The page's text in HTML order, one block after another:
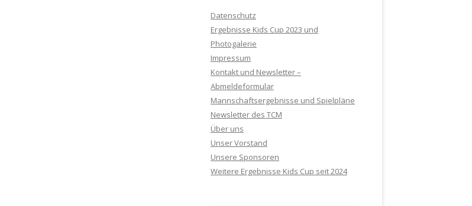
Datenschutz
Ergebnisse Kids Cup 2023 und
Photogalerie
Impressum
Kontakt und Newsletter –
Abmeldeformular
Mannschaftsergebnisse und Spielpläne
Newsletter des TCM
Über uns
Unser Vorstand
Unsere Sponsoren
Weitere Ergebnisse Kids Cup seit 2024